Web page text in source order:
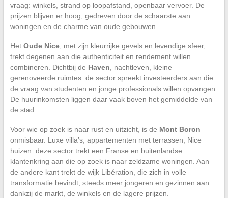
vraag: winkels, strand op loopafstand, openbaar vervoer. De
prijzen blijven er hoog, gedreven door de schaarste aan
woningen en de charme van oude gebouwen.
Het Oude Nice, met zijn kleurrijke gevels en levendige sfeer,
trekt degenen aan die authenticiteit en rendement willen
combineren. Dichtbij de Haven , nachtleven, kleine
gerenoveerde ruimtes: de sector spreekt investeerders aan die
de vraag van studenten en jonge professionals willen opvangen.
De huurinkomsten liggen daar vaak boven het gemiddelde van
de stad.
Voor wie op zoek is naar rust en uitzicht, is de Mont Boron
onmisbaar. Luxe villa’s, appartementen met terrassen, Nice
huizen: deze sector trekt een Franse en buitenlandse
klantenkring aan die op zoek is naar zeldzame woningen. Aan
de andere kant trekt de wijk Libération, die zich in volle
transformatie bevindt, steeds meer jongeren en gezinnen aan
dankzij de markt, de winkels en de lagere prijzen.